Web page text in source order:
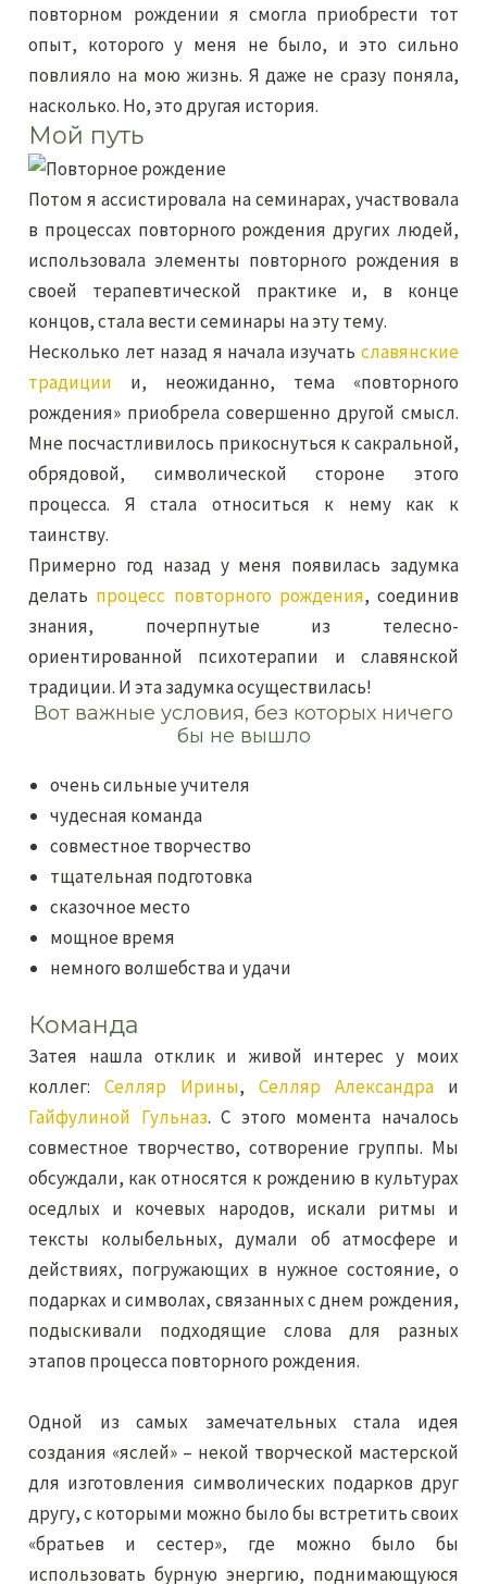
повторном рождении я смогла приобрести тот
опыт, которого у меня не было, и это сильно
повлияло на мою жизнь. Я даже не сразу поняла,
насколько. Но, это другая история.
Мой путь
Потом я ассистировала на семинарах, участвовала
в процессах повторного рождения других людей,
использовала элементы повторного рождения в
своей терапевтической практике и, в конце
концов, стала вести семинары на эту тему.
Несколько лет назад я начала изучать славянские
традиции и, неожиданно, тема «повторного
рождения» приобрела совершенно другой смысл.
Мне посчастливилось прикоснуться к сакральной,
обрядовой, символической стороне этого
процесса. Я стала относиться к нему как к
таинству.
Примерно год назад у меня появилась задумка
делать процесс повторного рождения, соединив
знания, почерпнутые из телесно-
ориентированной психотерапии и славянской
традиции. И эта задумка осуществилась!
Вот важные условия, без которых ничего
бы не вышло
очень сильные учителя
чудесная команда
совместное творчество
тщательная подготовка
сказочное место
мощное время
немного волшебства и удачи
Команда
Затея нашла отклик и живой интерес у моих
коллег:Селляр Ирины, Селляр Александраи
Гайфулиной Гульназ. С этого момента началось
совместное творчество, сотворение группы. Мы
обсуждали, как относятся к рождению в культурах
оседлых и кочевых народов, искали ритмы и
тексты колыбельных, думали об атмосфере и
действиях, погружающих в нужное состояние, о
подарках и символах, связанных с днем рождения,
подыскивали подходящие слова для разных
этапов процесса повторного рождения.
Одной из самых замечательных стала идея
создания «яслей» – некой творческой мастерской
для изготовления символических подарков друг
другу, с которыми можно было бы встретить своих
«братьев и сестер», где можно было бы
использовать бурную энергию, поднимающуюся